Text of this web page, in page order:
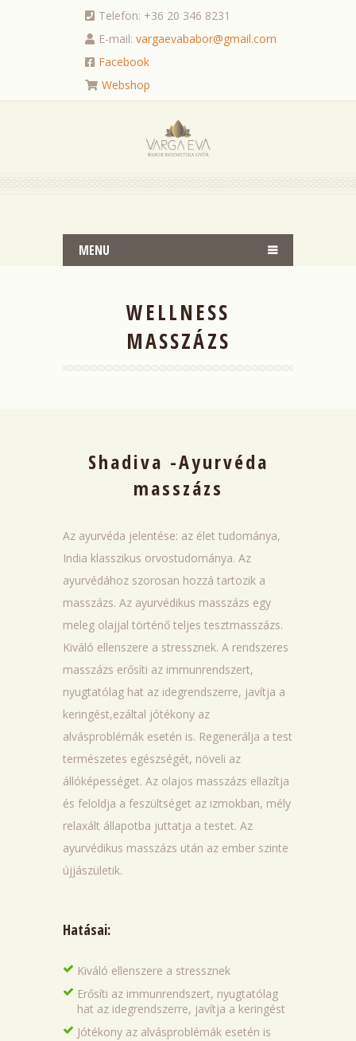
Telefon: +36 20 346 8231
E-mail: vargaevababor@gmail.com
Facebook
Webshop
MENU
WELLNESS
MASSZÁZS
Shadiva -Ayurvéda
masszázs
Az ayurvéda jelentése: az élet tudománya,
India klasszikus orvostudománya. Az
ayurvédához szorosan hozzá tartozik a
masszázs. Az ayurvédikus masszázs egy
meleg olajjal történő teljes tesztmasszázs.
Kiváló ellenszere a stressznek. A rendszeres
masszázs erősíti az immunrendszert,
nyugtatólag hat az idegrendszerre, javítja a
keringést,ezáltal jótékony az
alvásproblémák esetén is. Regenerálja a test
természetes egészségét, növeli az
állóképességet. Az olajos masszázs ellazítja
és feloldja a feszültséget az izmokban, mély
relaxált állapotba juttatja a testet. Az
ayurvédikus masszázs után az ember szinte
újjászületik.
Hatásai:
Kiváló ellenszere a stressznek
Erősíti az immunrendszert, nyugtatólag
hat az idegrendszerre, javítja a keringést
Jótékony az alvásproblémák esetén is